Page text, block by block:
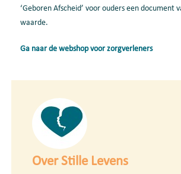
‘Geboren Afscheid’ voor ouders een document
waarde.
Ga naar de webshop voor zorgverleners
Over Stille Levens